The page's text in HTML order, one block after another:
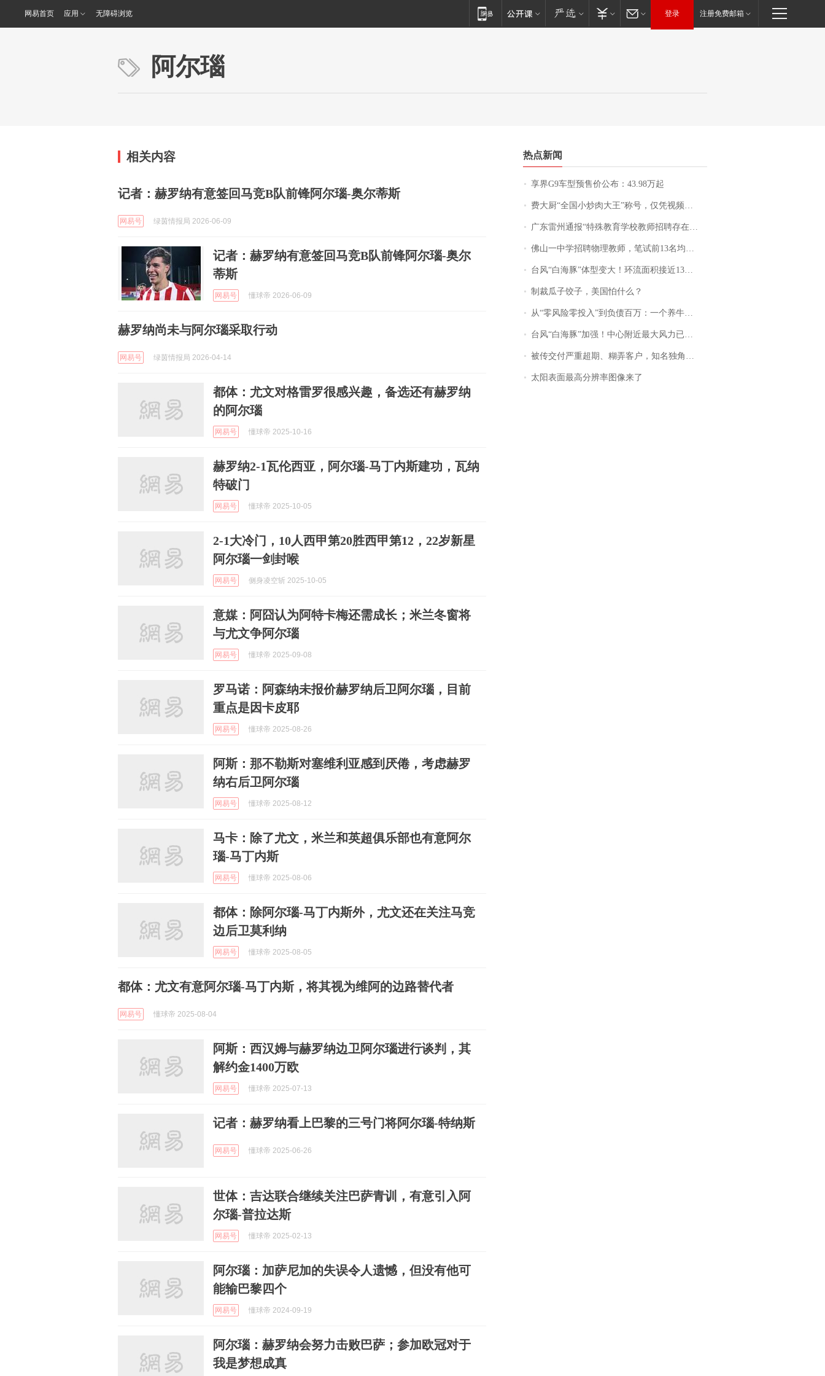
网易首页 应用 无障碍浏览 登录 注册免费邮箱
阿尔瑙
相关内容
记者：赫罗纳有意签回马竞B队前锋阿尔瑙-奥尔蒂斯
网易号 绿茵情报局 2026-06-09
记者：赫罗纳有意签回马竞B队前锋阿尔瑙-奥尔
蒂斯
网易号 懂球帝 2026-06-09
赫罗纳尚未与阿尔瑙采取行动
网易号 绿茵情报局 2026-04-14
都体：尤文对格雷罗很感兴趣，备选还有赫罗纳
的阿尔瑙
网易号 懂球帝 2025-10-16
赫罗纳2-1瓦伦西亚，阿尔瑙-马丁内斯建功，瓦纳
特破门
网易号 懂球帝 2025-10-05
2-1大冷门，10人西甲第20胜西甲第12，22岁新星
阿尔瑙一剑封喉
网易号 侧身凌空斩 2025-10-05
意媒：阿囧认为阿特卡梅还需成长；米兰冬窗将
与尤文争阿尔瑙
网易号 懂球帝 2025-09-08
罗马诺：阿森纳未报价赫罗纳后卫阿尔瑙，目前
重点是因卡皮耶
网易号 懂球帝 2025-08-26
阿斯：那不勒斯对塞维利亚感到厌倦，考虑赫罗
纳右后卫阿尔瑙
网易号 懂球帝 2025-08-12
马卡：除了尤文，米兰和英超俱乐部也有意阿尔
瑙-马丁内斯
网易号 懂球帝 2025-08-06
都体：除阿尔瑙-马丁内斯外，尤文还在关注马竞
边后卫莫利纳
网易号 懂球帝 2025-08-05
都体：尤文有意阿尔瑙-马丁内斯，将其视为维阿的边路替代者
网易号 懂球帝 2025-08-04
阿斯：西汉姆与赫罗纳边卫阿尔瑙进行谈判，其
解约金1400万欧
网易号 懂球帝 2025-07-13
记者：赫罗纳看上巴黎的三号门将阿尔瑙-特纳斯
网易号 懂球帝 2025-06-26
世体：吉达联合继续关注巴萨青训，有意引入阿
尔瑙-普拉达斯
网易号 懂球帝 2025-02-13
阿尔瑙：加萨尼加的失误令人遗憾，但没有他可
能输巴黎四个
网易号 懂球帝 2024-09-19
阿尔瑙：赫罗纳会努力击败巴萨；参加欧冠对于
我是梦想成真
热点新闻
享界G9车型预售价公布：43.98万起
费大厨“全国小炒肉大王”称号，仅凭视频评出？中国烹饪协会回应
广东雷州通报“特殊教育学校教师招聘存在违规行为”：已启动问责程序 副校长被停职
佛山一中学招聘物理教师，笔试前13名均遭淘汰？教育局：已叫停招聘，成立调查组全面核查
台风“白海豚”体型变大！环流面积接近13个浙江那么大
制裁瓜子饺子，美国怕什么？
从“零风险零投入”到负债百万：一个养牛项目崩盘后，谁该为农户的贷款买单丨红星调查
台风“白海豚”加强！中心附近最大风力已达15级 最新研判
被传交付严重超期、糊弄客户，知名独角兽车企创始人回应：都没证据，将依法采取措施，“本人长期与美国交管局保持沟通，对方表示肯定”
太阳表面最高分辨率图像来了